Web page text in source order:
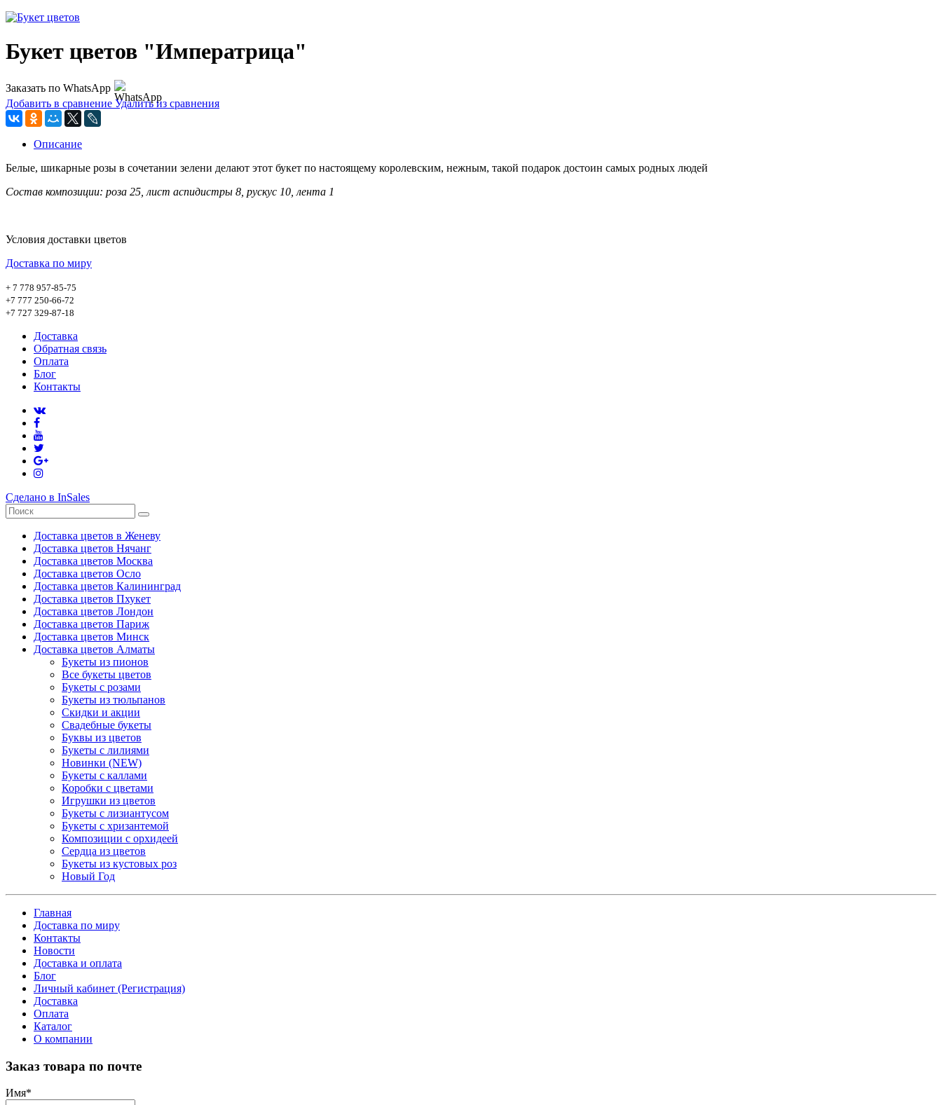
Букет цветов "Императрица"
Заказать по WhatsApp
Добавить в сравнение Удалить из сравнения
Описание
Белые, шикарные розы в сочетании зелени делают этот букет по настоящему королевским, нежным, такой подарок достоин самых родных людей
Состав композиции: роза 25, лист аспидистры 8, рускус 10, лента 1
Условия доставки цветов
Доставка по миру
+ 7 778 957-85-75
+7 777 250-66-72
+7 727 329-87-18
Доставка
Обратная связь
Оплата
Блог
Контакты
Сделано в InSales
Доставка цветов в Женеву
Доставка цветов Нячанг
Доставка цветов Москва
Доставка цветов Осло
Доставка цветов Калининград
Доставка цветов Пхукет
Доставка цветов Лондон
Доставка цветов Париж
Доставка цветов Минск
Доставка цветов Алматы
Букеты из пионов
Все букеты цветов
Букеты с розами
Букеты из тюльпанов
Скидки и акции
Свадебные букеты
Буквы из цветов
Букеты с лилиями
Новинки (NEW)
Букеты с каллами
Коробки с цветами
Игрушки из цветов
Букеты с лизиантусом
Букеты с хризантемой
Композиции с орхидеей
Сердца из цветов
Букеты из кустовых роз
Новый Год
Главная
Доставка по миру
Контакты
Новости
Доставка и оплата
Блог
Личный кабинет (Регистрация)
Доставка
Оплата
Каталог
О компании
Заказ товара по почте
Имя*